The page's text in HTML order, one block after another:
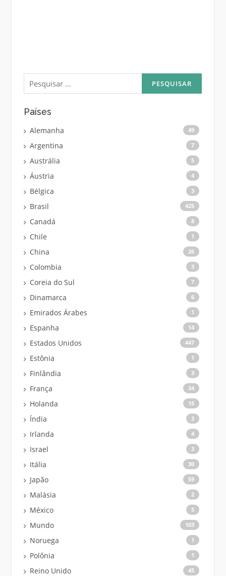
Pesquisar
por:
Países
Alemanha 49
Argentina 7
Austrália 5
Áustria 4
Bélgica 3
Brasil 425
Canadá 8
Chile 1
China 26
Colombia 3
Coreia do Sul 7
Dinamarca 6
Emirados Árabes 1
Espanha 14
Estados Unidos 447
Estônia 1
Finlândia 3
França 34
Holanda 15
Índia 3
Irlanda 4
Israel 3
Itália 30
Japão 59
Malásia 2
México 5
Mundo 103
Noruega 1
Polônia 1
Reino Unido 45